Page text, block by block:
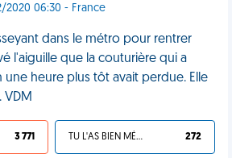
2020 06:30 - France
dans le métro pour rentrer
l'aiguille que la couturière qui a
heure plus tôt avait perdue. Elle
VDM
3 771 TU L'AS BIEN MÉRITÉ 272